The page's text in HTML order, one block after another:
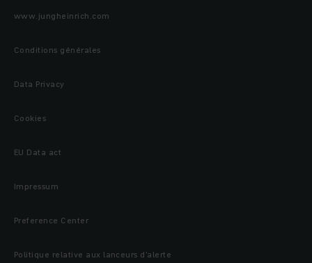
www.jungheinrich.com
Conditions générales
Data Privacy
Cookies
EU Data act
Impressum
Preference Center
Politique relative aux lanceurs d’alerte